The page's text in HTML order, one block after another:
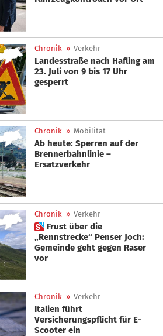
Chronik » Verkehr
Landesstraße nach Hafling am
23. Juli von 9 bis 17 Uhr
gesperrt
Chronik » Mobilität
Ab heute: Sperren auf der
Brennerbahnlinie –
Ersatzverkehr
Chronik » Verkehr
 Frust über die
„Rennstrecke“ Penser Joch:
Gemeinde geht gegen Raser
vor
Chronik » Verkehr
Italien führt
Versicherungspflicht für E-
Scooter ein